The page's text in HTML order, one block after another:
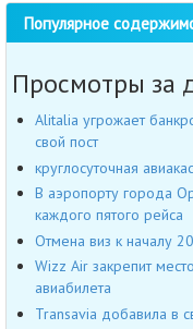
Популярное
Просмотры за
Alitalia угрожает
свой пост
круглосуточная
В аэропорту города
каждого пятого рейса
Отмена виз к началу
Wizz Air закрепит
авиабилета
Transavia добавила в